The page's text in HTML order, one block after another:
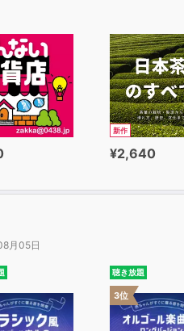
新作
¥2,640
月05日
聴き放題
3位